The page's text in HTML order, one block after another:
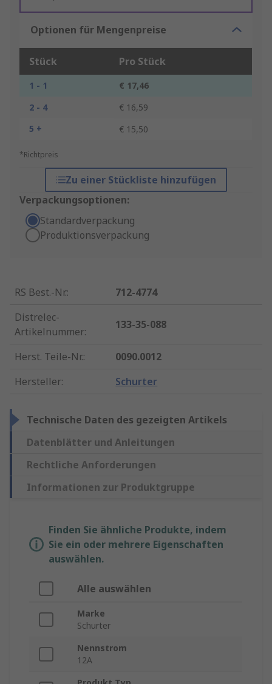
Optionen für Mengenpreise
Stück Pro Stück
1 - 1
€ 17,46
2 - 4
€ 16,59
5 +
€ 15,50
*Richtpreis
Zu einer Stückliste hinzufügen
Verpackungsoptionen:
Standardverpackung
Produktionsverpackung
RS Best.-Nr.:
712-4774
Distrelec-
Artikelnummer:
133-35-088
Herst. Teile-Nr.:
0090.0012
Hersteller: Schurter
Technische Daten des gezeigten Artikels
Datenblätter und Anleitungen
Rechtliche Anforderungen
Informationen zur Produktgruppe
Finden Sie ähnliche Produkte, indem
Sie ein oder mehrere Eigenschaften
auswählen.
Alle auswählen
Marke
Schurter
Nennstrom
12A